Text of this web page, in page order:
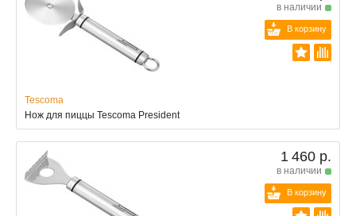
в наличии
В корзину
Tescoma
Нож для пиццы Tescoma President
1 460 р.
в наличии
В корзину